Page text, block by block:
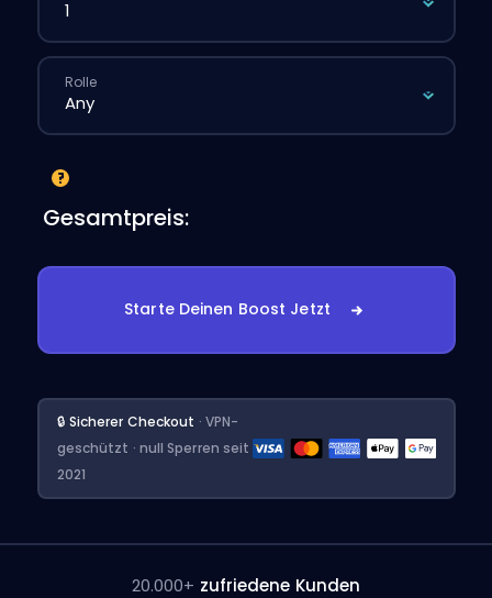
Rolle
Gesamtpreis:
Starte Deinen Boost Jetzt
🔒 Sicherer Checkout · VPN-
geschützt · null Sperren seit
2021
20.000+ zufriedene Kunden